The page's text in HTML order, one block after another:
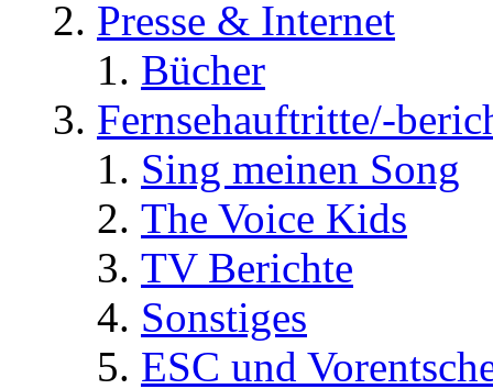
Presse & Internet
Bücher
Fernsehauftritte/-
Sing meinen Song
The Voice Kids
TV Berichte
Sonstiges
ESC und